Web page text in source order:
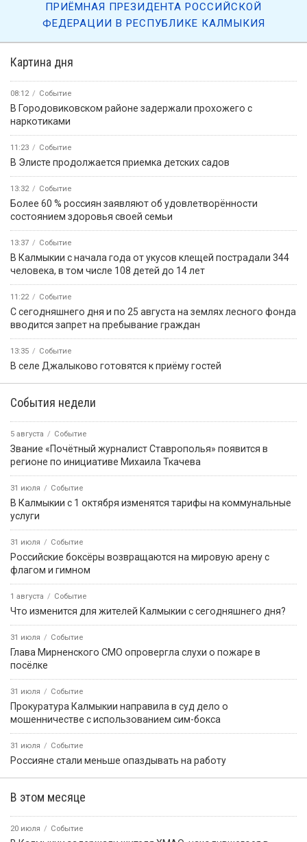
Картина дня
08:12 Событие
В Городовиковском районе задержали прохожего с
наркотиками
11:23 Событие
В Элисте продолжается приемка детских садов
13:32 Событие
Более 60 % россиян заявляют об удовлетворённости
состоянием здоровья своей семьи
13:37 Событие
В Калмыкии с начала года от укусов клещей пострадали 344
человека, в том числе 108 детей до 14 лет
11:22 Событие
С сегодняшнего дня и по 25 августа на землях лесного фонда
вводится запрет на пребывание граждан
13:35 Событие
В селе Джалыково готовятся к приёму гостей
События недели
5 августа Событие
Звание «Почётный журналист Ставрополья» появится в
регионе по инициативе Михаила Ткачева
31 июля Событие
В Калмыкии с 1 октября изменятся тарифы на коммунальные
услуги
31 июля Событие
Российские боксёры возвращаются на мировую арену с
флагом и гимном
1 августа Событие
Что изменится для жителей Калмыкии с сегодняшнего дня?
31 июля Событие
Глава Мирненского СМО опровергла слухи о пожаре в
посёлке
31 июля Событие
Прокуратура Калмыкии направила в суд дело о
мошенничестве с использованием сим-бокса
31 июля Событие
Россияне стали меньше опаздывать на работу
В этом месяце
20 июля Событие
ПРИЁМНАЯ ПРЕЗИДЕНТА РОССИЙСКОЙ
ФЕДЕРАЦИИ В РЕСПУБЛИКЕ КАЛМЫКИЯ